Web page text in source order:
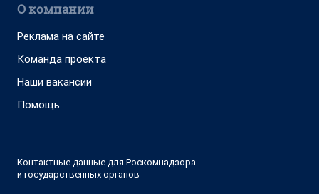
О компании
Реклама на сайте
Команда проекта
Наши вакансии
Помощь
Контактные данные для Роскомнадзора
и государственных органов